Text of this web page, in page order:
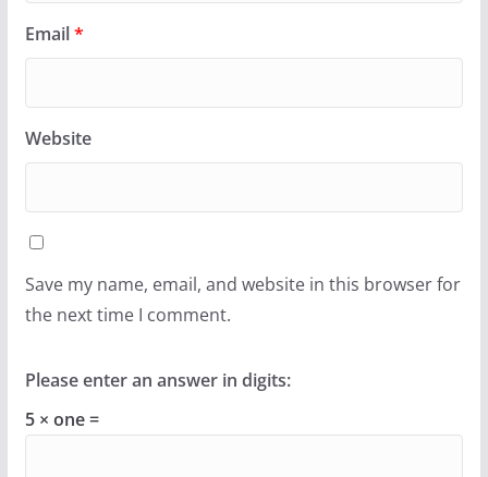
Email*
Website
Save my name, email, and website in this browser for
the next time I comment.
Please enter an answer in digits:
5 × one =